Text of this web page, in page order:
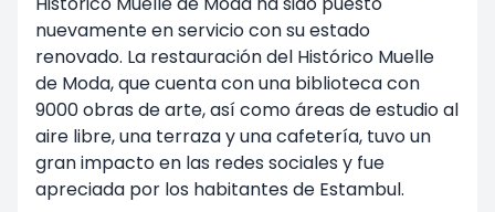
nuevamente en servicio con su estado
renovado. La restauración del Histórico Muelle
de Moda, que cuenta con una biblioteca con
9000 obras de arte, así como áreas de estudio al
aire libre, una terraza y una cafetería, tuvo un
gran impacto en las redes sociales y fue
apreciada por los habitantes de Estambul.